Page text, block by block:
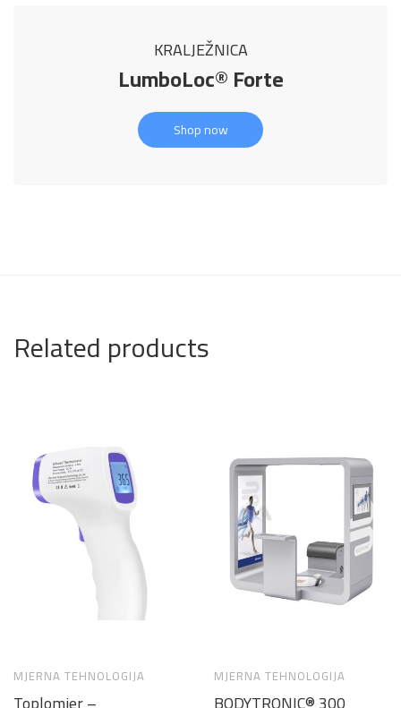
KRALJEŽNICA
LumboLoc® Forte
Shop now
Related products
MJERNA TEHNOLOGIJA MJERNA TEHNOLOGIJA